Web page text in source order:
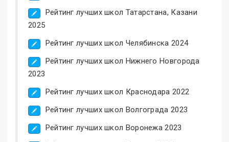
Рейтинг лучших школ Татарстана, Казани
2025
Рейтинг лучших школ Челябинска 2024
Рейтинг лучших школ Нижнего Новгорода
2023
Рейтинг лучших школ Краснодара 2022
Рейтинг лучших школ Волгограда 2023
Рейтинг лучших школ Воронежа 2023